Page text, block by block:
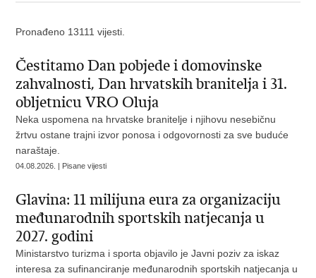
Pronađeno 13111 vijesti.
Čestitamo Dan pobjede i domovinske
zahvalnosti, Dan hrvatskih branitelja i 31.
obljetnicu VRO Oluja
Neka uspomena na hrvatske branitelje i njihovu nesebičnu
žrtvu ostane trajni izvor ponosa i odgovornosti za sve buduće
naraštaje.
04.08.2026. | Pisane vijesti
Glavina: 11 milijuna eura za organizaciju
međunarodnih sportskih natjecanja u
2027. godini
Ministarstvo turizma i sporta objavilo je Javni poziv za iskaz
interesa za sufinanciranje međunarodnih sportskih natjecanja u